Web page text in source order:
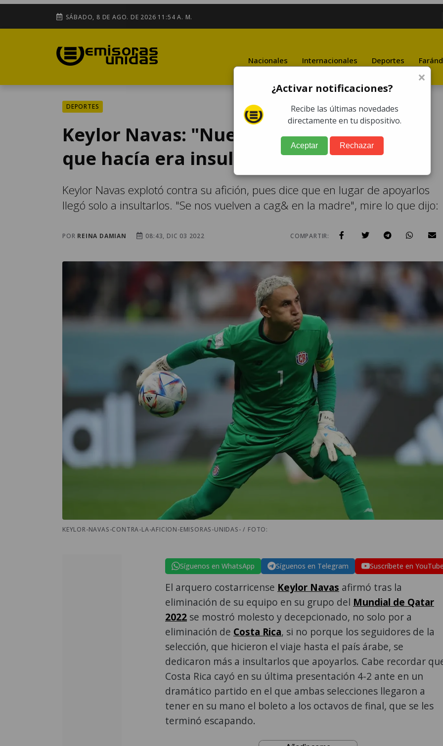
SÁBADO, 8 DE AGO. DE 2026 11:54 A. M.
Nacionales Internacionales Deportes
DEPORTES
Keylor Navas: "Nuestra afición lo único
que hacía era insultarnos"
Keylor Navas explotó contra su afición, pues dice que en lugar de apoyarlos
llegó solo a insultarlos. "Se nos vuelven a cag& en la madre", mire lo que dijo:
POR REINA DAMIAN 08:43, DIC 03 2022 COMPARTIR:
KEYLOR-NAVAS-CONTRA-LA-AFICION-EMISORAS-UNIDAS- / FOTO:
Síguenos en WhatsApp Síguenos en Telegram Suscríbete en
El arquero costarricense Keylor Navas afirmó tras la
eliminación de su equipo en su grupo del Mundial de Qatar
2022 se mostró molesto y decepcionado, no solo por a
eliminación de Costa Rica, si no porque los seguidores de la
selección, que hicieron el viaje hasta el país árabe, se
dedicaron más a insultarlos que apoyarlos. Cabe recordar
Costa Rica cayó en su última presentación 4-2 ante en un
dramático partido en el que ambas selecciones llegaron a
tener en su mano el boleto a los octavos de final, que se les
terminó escapando.
×
¿Activar notificaciones?
Recibe las últimas novedades
directamente en tu dispositivo.
Aceptar Rechazar